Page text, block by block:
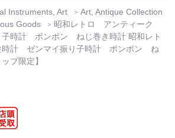
Instruments, Art
Art, Antique Collection
Goods
昭和レトロ アンティーク
時計 ボンボン ねじ巻き時計 昭和レト
計 ゼンマイ振り子時計 ボンボン ね
プ限定】